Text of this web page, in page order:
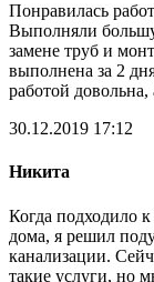
Понравилась
Выполняли
замене труб и
выполнена за 2
работой
30.12.2019 17:12
Никита
Когда подходило
дома, я решил
канализации.
такие услуги, но